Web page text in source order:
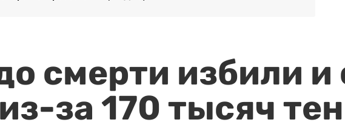
смерти избили и
за 170 тысяч